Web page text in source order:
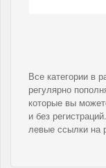
Все категории в
регулярно
которые вы
и без
левые ссылки на